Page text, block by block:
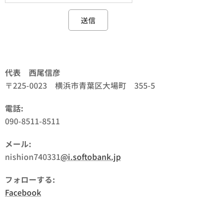
送信
代表 西尾信彦
〒225-0023 横浜市青葉区大場町 355-5
電話:
090-8511-8511
メール:
nishion740331@i.softobank.jp
フォローする:
Facebook